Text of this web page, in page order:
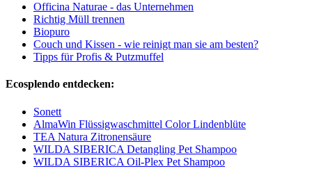
Officina Naturae - das Unternehmen
Richtig Müll trennen
Biopuro
Couch und Kissen - wie reinigt man sie am besten?
Tipps für Profis & Putzmuffel
Ecosplendo entdecken:
Sonett
AlmaWin Flüssigwaschmittel Color Lindenblüte
TEA Natura Zitronensäure
WILDA SIBERICA Detangling Pet Shampoo
WILDA SIBERICA Oil-Plex Pet Shampoo